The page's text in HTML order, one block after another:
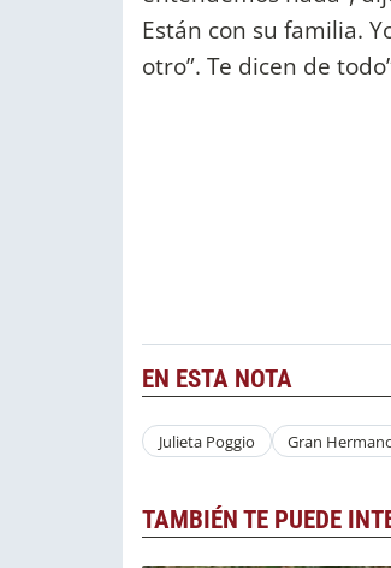
Están con su familia.
otro”. Te dicen de
EN ESTA NOTA
Julieta Poggio Gran
TAMBIÉN TE PUEDE